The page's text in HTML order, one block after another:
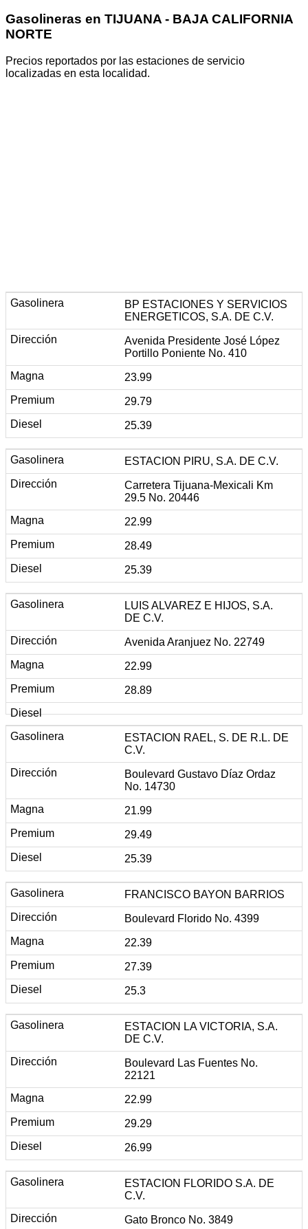
Gasolineras en TIJUANA - BAJA CALIFORNIA
NORTE
Precios reportados por las estaciones de servicio
localizadas en esta localidad.
BP ESTACIONES Y SERVICIOS
ENERGETICOS, S.A. DE C.V.
Avenida Presidente José López
Portillo Poniente No. 410
23.99
29.79
25.39
ESTACION PIRU, S.A. DE C.V.
Carretera Tijuana-Mexicali Km
29.5 No. 20446
22.99
28.49
25.39
LUIS ALVAREZ E HIJOS, S.A.
DE C.V.
Avenida Aranjuez No. 22749
22.99
28.89
ESTACION RAEL, S. DE R.L. DE
C.V.
Boulevard Gustavo Díaz Ordaz
No. 14730
21.99
29.49
25.39
FRANCISCO BAYON BARRIOS
Boulevard Florido No. 4399
22.39
27.39
25.3
ESTACION LA VICTORIA, S.A.
DE C.V.
Boulevard Las Fuentes No.
22121
22.99
29.29
26.99
ESTACION FLORIDO S.A. DE
C.V.
Gato Bronco No. 3849